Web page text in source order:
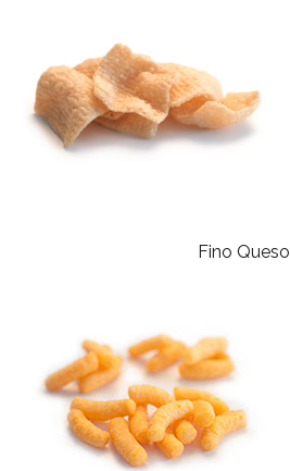
Fino Queso